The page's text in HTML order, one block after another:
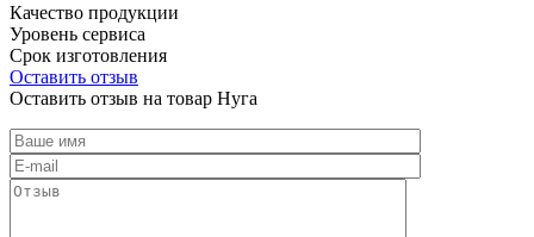
Качество продукции
Уровень сервиса
Срок изготовления
Оставить отзыв
Оставить отзыв на товар Нуга